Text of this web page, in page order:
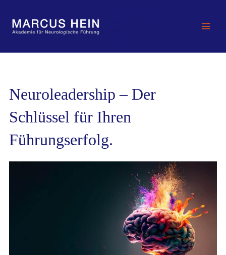
springen
Neuroleadership – Der
Schlüssel für Ihren
Führungserfolg.